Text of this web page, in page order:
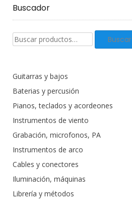
Buscador
Buscar
productos:
Buscar
Guitarras y bajos
Baterias y percusión
Pianos, teclados y acordeones
Instrumentos de viento
Grabación, microfonos, PA
Instrumentos de arco
Cables y conectores
Iluminación, máquinas
Librería y métodos